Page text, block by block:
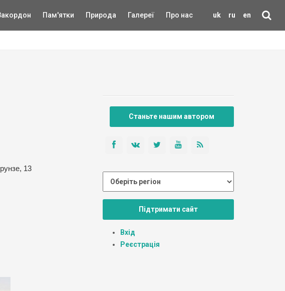
uk ru en
Пам'ятки Природа Галереї Про нас
13
Станьте нашим автором
Підтримати сайт
Вхід
Реєстрація